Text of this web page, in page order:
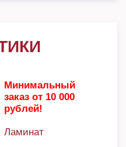
Минимальный
заказ от 10 000
рублей!
Ламинат